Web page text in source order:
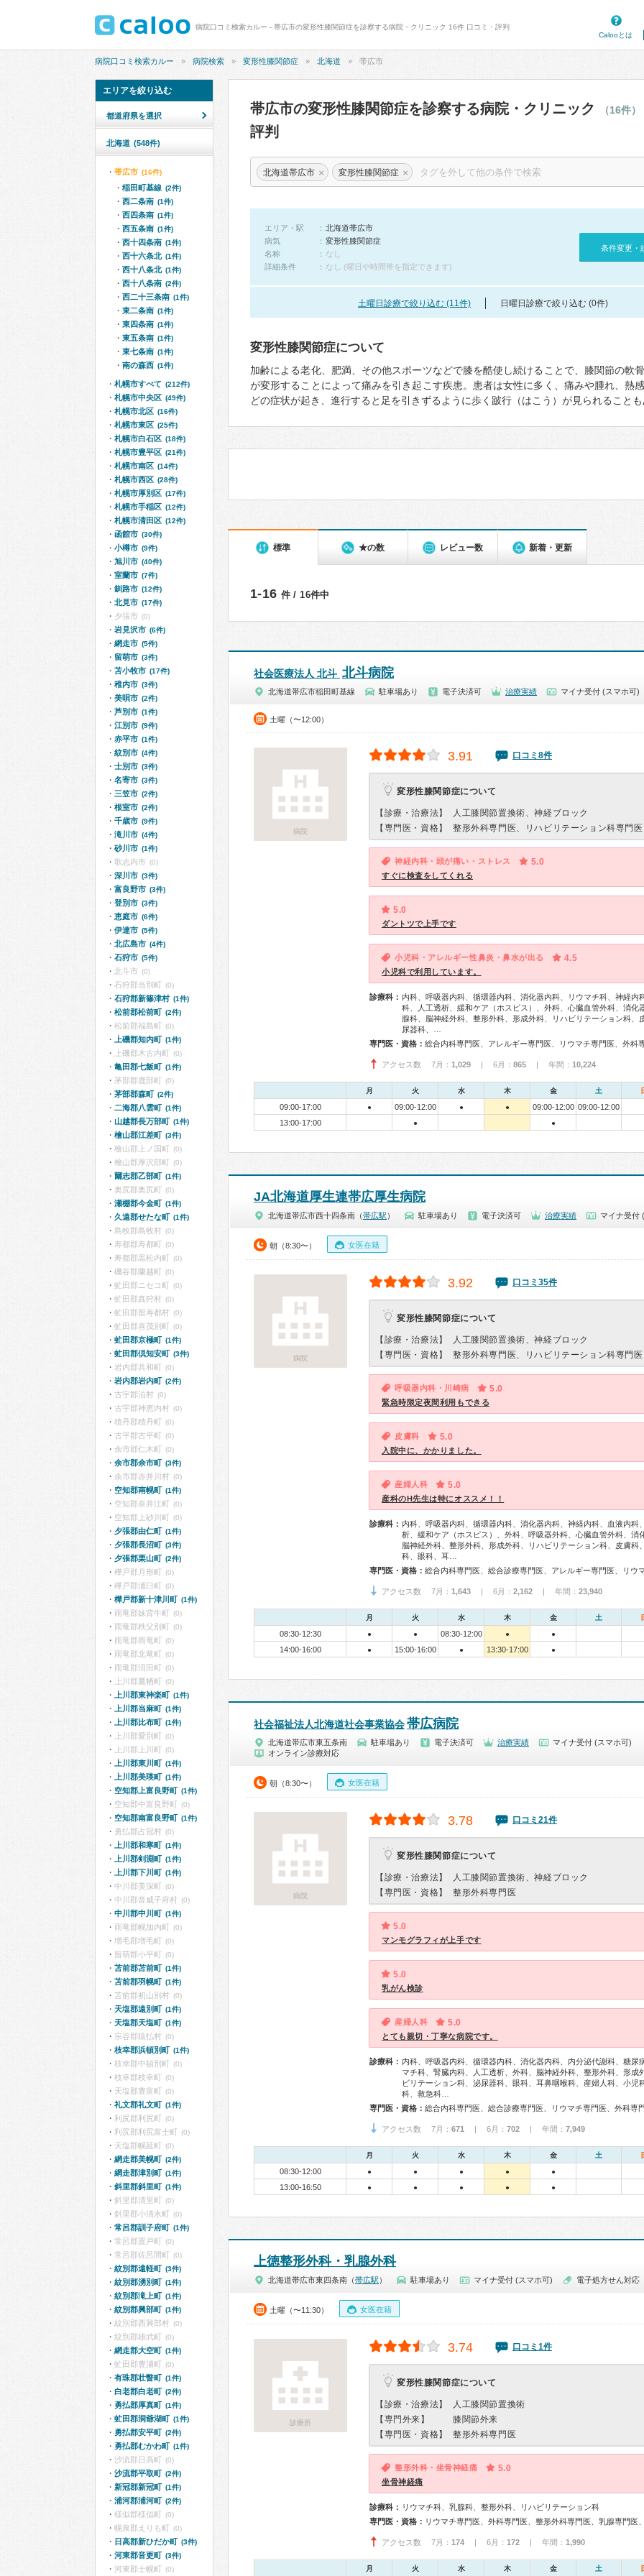
病院口コミ検索カルー - 帯広市の変形性膝関節症を診察する病院・クリニック 16件 口コミ・評判
Calooとは
病院口コミ検索カルー 病院検索 変形性膝関節症 北海道 帯広市
帯広市の変形性膝関節症を診察する病院・クリニック （16件）
評判
北海道帯広市 × 変形性膝関節症 ×
エリア・駅
北海道帯広市
病気
変形性膝関節症
名称
なし
詳細条件
なし (曜日や時間帯を指定できます)
条件変更・
土曜日診療で絞り込む (11件) 日曜日診療で絞り込む (0件)
変形性膝関節症について
加齢による老化、肥満、その他スポーツなどで膝を酷使し続けることで、膝関節の軟
が変形することによって痛みを引き起こす疾患。患者は女性に多く、痛みや腫れ、熱
どの症状が起き、進行すると足を引きずるように歩く跛行（はこう）が見られること
標準 ★の数 レビュー数 新着・更新
1-16 件 / 16件中
社会医療法人 北斗 北斗病院
北海道帯広市稲田町基線 駐車場あり 電子決済可 治療実績 マイナ受付 (スマホ可)
土曜（〜12:00）
病院
3.91 口コミ8件
変形性膝関節症について
【診療・治療法】
人工膝関節置換術、神経ブロック
【専門医・資格】
整形外科専門医、リハビリテーション科専門医
神経内科・頭が痛い・ストレス 5.0
すぐに検査をしてくれる
5.0
ダントツで上手です
小児科・アレルギー性鼻炎・鼻水が出る 4.5
小児科で利用しています。
診療科： 内科、呼吸器内科、循環器内科、消化器内科、リウマチ科、神経内
科、人工透析、緩和ケア（ホスピス）、外科、心臓血管外科、消化
腺科、脳神経外科、整形外科、形成外科、リハビリテーション科、
尿器科、…
専門医・資格：
アクセス数 7月： 1,029 | 6月： 865 | 年間： 10,224
月 火 水 木 金 土
09:00-17:00 ● 09:00-12:00 ● ● 09:00-12:00 09:00-12:00
13:00-17:00
● ●
JA北海道厚生連帯広厚生病院
北海道帯広市西十四条南（帯広駅 ） 駐車場あり 電子決済可 治療実績 マイナ受付
朝（8:30〜） 女医在籍
病院
3.92 口コミ35件
変形性膝関節症について
【診療・治療法】
人工膝関節置換術、神経ブロック
【専門医・資格】
整形外科専門医、リハビリテーション科専門医
呼吸器内科・川崎病 5.0
緊急時限定夜間利用もできる
皮膚科 5.0
入院中に、かかりました。
産婦人科 5.0
産科のH先生は特にオススメ！！
診療科： 内科、呼吸器内科、循環器内科、消化器内科、神経内科、血液内科
析、緩和ケア（ホスピス）、外科、呼吸器外科、心臓血管外科、消
脳神経外科、整形外科、形成外科、リハビリテーション科、皮膚科
科、眼科、耳…
専門医・資格：
アクセス数 7月： 1,643 | 6月： 2,162 | 年間： 23,940
月 火 水 木 金 土
08:30-12:30 ● ● 08:30-12:00 ● ●
14:00-16:00 ● 15:00-16:00 ● 13:30-17:00 ●
社会福祉法人北海道社会事業協会帯広病院
北海道帯広市東五条南 駐車場あり 電子決済可 治療実績
マイナ受付 (スマホ可)
オンライン診療対応
朝（8:30〜） 女医在籍
病院
3.78 口コミ21件
変形性膝関節症について
【診療・治療法】
人工膝関節置換術、神経ブロック
【専門医・資格】
整形外科専門医
5.0
マンモグラフィが上手です
5.0
乳がん検診
産婦人科 5.0
とても親切・丁寧な病院です。
診療科： 内科、呼吸器内科、循環器内科、消化器内科、内分泌代謝科、糖尿
マチ科、腎臓内科、人工透析、外科、脳神経外科、整形外科、形成
ビリテーション科、泌尿器科、眼科、耳鼻咽喉科、産婦人科、小児
科、救急科…
専門医・資格：
アクセス数 7月： 671 | 6月： 702 | 年間： 7,949
月 火 水 木 金 土
08:30-12:00 ● ● ● ● ●
13:00-16:50 ● ● ● ● ●
上徳整形外科・乳腺外科
北海道帯広市東四条南（帯広駅 ） 駐車場あり マイナ受付 (スマホ可) 電子処方せん対応
土曜（〜11:30） 女医在籍
診療所
3.74 口コミ1件
変形性膝関節症について
【診療・治療法】
人工膝関節置換術
【専門外来】
膝関節外来
【専門医・資格】
整形外科専門医
整形外科・坐骨神経痛 5.0
坐骨神経痛
診療科： リウマチ科、乳腺科、整形外科、リハビリテーション科
専門医・資格： リウマチ専門医、外科専門医、整形外科専門医、乳腺専門医
アクセス数 7月： 174 | 6月： 172 | 年間： 1,990
月 火 水 木 金 土
エリアを絞り込む
都道府県を選択
北海道 (548件)
帯広市 (16件)
稲田町基線 (2件)
西二条南 (1件)
西四条南 (1件)
西五条南 (1件)
西十四条南 (1件)
西十六条北 (1件)
西十八条北 (1件)
西十八条南 (2件)
西二十三条南 (1件)
東二条南 (1件)
東四条南 (1件)
東五条南 (1件)
東七条南 (1件)
南の森西 (1件)
札幌市すべて (212件)
札幌市中央区 (49件)
札幌市北区 (16件)
札幌市東区 (25件)
札幌市白石区 (18件)
札幌市豊平区 (21件)
札幌市南区 (14件)
札幌市西区 (28件)
札幌市厚別区 (17件)
札幌市手稲区 (12件)
札幌市清田区 (12件)
函館市 (30件)
小樽市 (9件)
旭川市 (40件)
室蘭市 (7件)
釧路市 (12件)
北見市 (17件)
夕張市 (0)
岩見沢市 (6件)
網走市 (5件)
留萌市 (3件)
苫小牧市 (17件)
稚内市 (3件)
美唄市 (2件)
芦別市 (1件)
江別市 (9件)
赤平市 (1件)
紋別市 (4件)
士別市 (3件)
名寄市 (3件)
三笠市 (2件)
根室市 (2件)
千歳市 (9件)
滝川市 (4件)
砂川市 (1件)
歌志内市 (0)
深川市 (3件)
富良野市 (3件)
登別市 (3件)
恵庭市 (6件)
伊達市 (5件)
北広島市 (4件)
石狩市 (5件)
北斗市 (0)
石狩郡当別町 (0)
石狩郡新篠津村 (1件)
松前郡松前町 (2件)
松前郡福島町 (0)
上磯郡知内町 (1件)
上磯郡木古内町 (0)
亀田郡七飯町 (1件)
茅部郡鹿部町 (0)
茅部郡森町 (2件)
二海郡八雲町 (1件)
山越郡長万部町 (1件)
檜山郡江差町 (3件)
檜山郡上ノ国町 (0)
檜山郡厚沢部町 (0)
爾志郡乙部町 (1件)
奥尻郡奥尻町 (0)
瀬棚郡今金町 (1件)
久遠郡せたな町 (1件)
島牧郡島牧村 (0)
寿都郡寿都町 (0)
寿都郡黒松内町 (0)
磯谷郡蘭越町 (0)
虻田郡ニセコ町 (0)
虻田郡真狩村 (0)
虻田郡留寿都村 (0)
虻田郡喜茂別町 (0)
虻田郡京極町 (1件)
虻田郡倶知安町 (3件)
岩内郡共和町 (0)
岩内郡岩内町 (2件)
古宇郡泊村 (0)
古宇郡神恵内村 (0)
積丹郡積丹町 (0)
古平郡古平町 (0)
余市郡仁木町 (0)
余市郡余市町 (3件)
余市郡赤井川村 (0)
空知郡南幌町 (1件)
空知郡奈井江町 (0)
空知郡上砂川町 (0)
夕張郡由仁町 (1件)
夕張郡長沼町 (3件)
夕張郡栗山町 (2件)
樺戸郡月形町 (0)
樺戸郡浦臼町 (0)
樺戸郡新十津川町 (1件)
雨竜郡妹背牛町 (0)
雨竜郡秩父別町 (0)
雨竜郡雨竜町 (0)
雨竜郡北竜町 (0)
雨竜郡沼田町 (0)
上川郡鷹栖町 (0)
上川郡東神楽町 (1件)
上川郡当麻町 (1件)
上川郡比布町 (1件)
上川郡愛別町 (0)
上川郡上川町 (0)
上川郡東川町 (1件)
上川郡美瑛町 (1件)
空知郡上富良野町 (1件)
空知郡中富良野町 (0)
空知郡南富良野町 (1件)
勇払郡占冠村 (0)
上川郡和寒町 (1件)
上川郡剣淵町 (1件)
上川郡下川町 (1件)
中川郡美深町 (0)
中川郡音威子府村 (0)
中川郡中川町 (1件)
雨竜郡幌加内町 (0)
増毛郡増毛町 (0)
留萌郡小平町 (0)
苫前郡苫前町 (1件)
苫前郡羽幌町 (1件)
苫前郡初山別村 (0)
天塩郡遠別町 (1件)
天塩郡天塩町 (1件)
宗谷郡猿払村 (0)
枝幸郡浜頓別町 (1件)
枝幸郡中頓別町 (0)
枝幸郡枝幸町 (0)
天塩郡豊富町 (0)
礼文郡礼文町 (1件)
利尻郡利尻町 (0)
利尻郡利尻富士町 (0)
天塩郡幌延町 (0)
網走郡美幌町 (2件)
網走郡津別町 (1件)
斜里郡斜里町 (1件)
斜里郡清里町 (0)
斜里郡小清水町 (0)
常呂郡訓子府町 (1件)
常呂郡置戸町 (0)
常呂郡佐呂間町 (0)
紋別郡遠軽町 (3件)
紋別郡湧別町 (1件)
紋別郡滝上町 (1件)
紋別郡興部町 (1件)
紋別郡西興部村 (0)
紋別郡雄武町 (0)
網走郡大空町 (1件)
虻田郡豊浦町 (0)
有珠郡壮瞥町 (1件)
白老郡白老町 (2件)
勇払郡厚真町 (1件)
虻田郡洞爺湖町 (1件)
勇払郡安平町 (2件)
勇払郡むかわ町 (1件)
沙流郡日高町 (0)
沙流郡平取町 (2件)
新冠郡新冠町 (1件)
浦河郡浦河町 (2件)
様似郡様似町 (0)
幌泉郡えりも町 (0)
日高郡新ひだか町 (3件)
河東郡音更町 (3件)
河東郡士幌町 (0)